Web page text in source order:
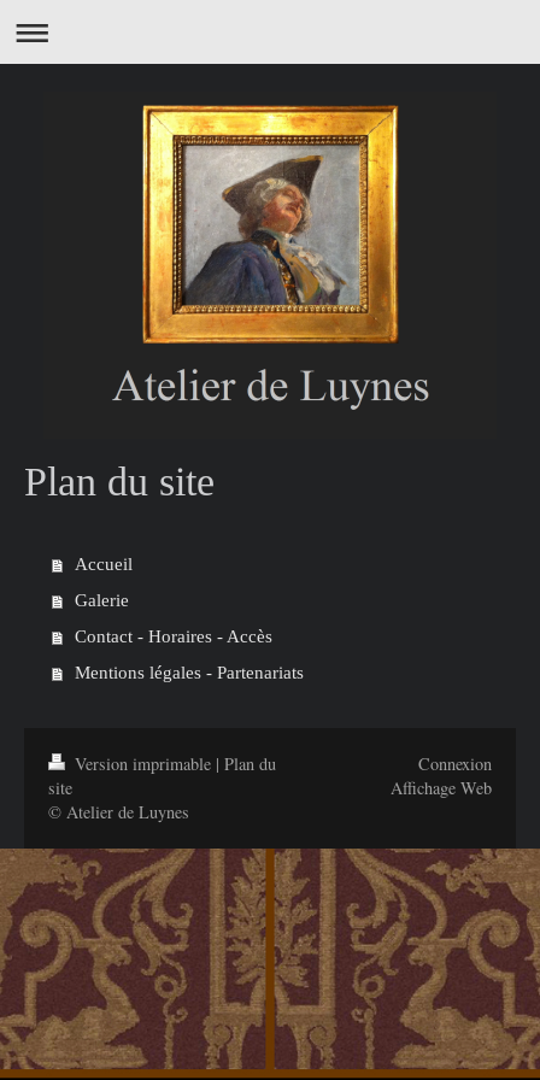
Plan du site
Accueil
Galerie
Contact - Horaires - Accès
Mentions légales - Partenariats
Version imprimable | Plan du
site
© Atelier de Luynes
Connexion
Affichage Web